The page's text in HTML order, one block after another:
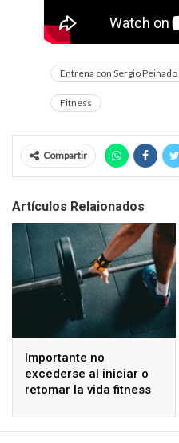
Entrena con Sergio Peinado
Fitness
Compartir
Artículos Relaionados
Importante no
excederse al iniciar o
retomar la vida fitness